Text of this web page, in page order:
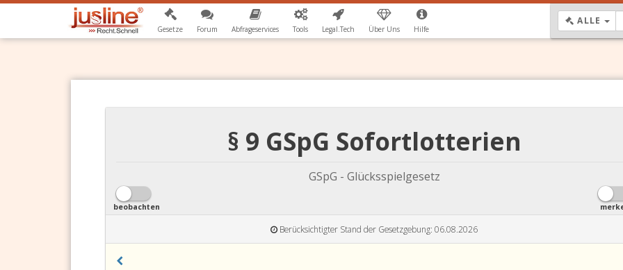
Gesetze Forum Abfrageservices Tools Legal.Tech Über Uns Hilfe
ALLE
§ 9 GSpG Sofortlotterien
GSpG - Glücksspielgesetz
beobachten
Berücksichtigter Stand der Gesetzgebung: 06.08.2026